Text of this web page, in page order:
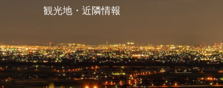
観光地・近隣情報